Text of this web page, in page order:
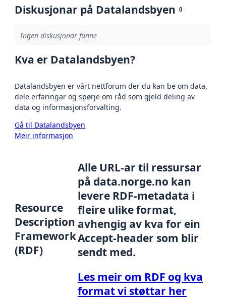
Diskusjonar på Datalandsbyen 0
Ingen diskusjonar funne
Kva er Datalandsbyen?
Datalandsbyen er vårt nettforum der du kan be om data,
dele erfaringar og spørje om råd som gjeld deling av
data og informasjonsforvalting.
Gå til Datalandsbyen
Meir informasjon
Resource
Description
Framework
(RDF)
Alle URL-ar til ressursar
på data.norge.no kan
levere RDF-metadata i
fleire ulike format,
avhengig av kva for ein
Accept-header som blir
sendt med.
Les meir om RDF og kva
format vi støttar her